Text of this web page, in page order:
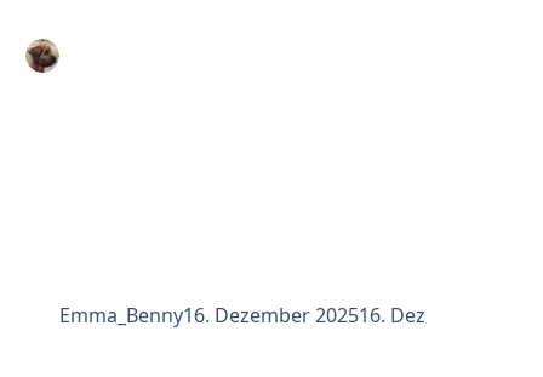
Emma_Benny16. Dezember 202516. Dez